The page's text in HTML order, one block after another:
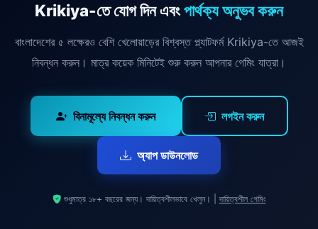
Krikiya-তে যোগ দিন এবংপার্থক্য অনুভব করুন
বাংলাদেশের ৫ লক্ষেরও বেশি খেলোয়াড়ের বিশ্বস্ত প্ল্যাটফর্ম Krikiya-তে আজই
নিবন্ধন করুন। মাত্র কয়েক মিনিটেই শুরু করুন আপনার গেমিং যাত্রা।
বিনামূল্যে নিবন্ধন করুন লগইন করুন
অ্যাপ ডাউনলোড
শুধুমাত্র ১৮+ বছরের জন্য। দায়িত্বশীলভাবে খেলুন। |দায়িত্বশীল গেমিং